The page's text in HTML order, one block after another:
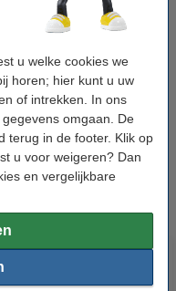
u welke cookies we
horen; hier kunt u uw
of intrekken. In ons
omgaan. De
terug in de footer. Klik op
u voor weigeren? Dan
en vergelijkbare
geel 999058
en omschrijving
Bestellen